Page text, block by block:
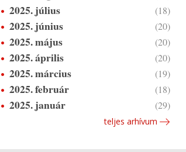
2025. július (18)
2025. június (20)
2025. május (20)
2025. április (20)
2025. március (19)
2025. február (18)
2025. január (29)
teljes arhívum